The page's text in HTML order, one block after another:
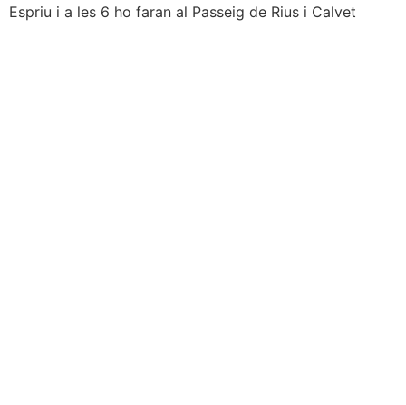
Espriu i a les 6 ho faran al Passeig de Rius i Calvet